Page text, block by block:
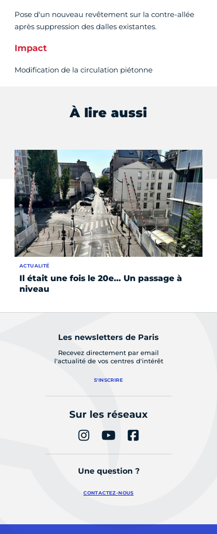
Pose d'un nouveau revêtement sur la contre-allée
après suppression des dalles existantes.
Impact
Modification de la circulation piétonne
À lire aussi
Il était une fois le 20e… Un passage à
niveau
ACTUALITÉ
Les newsletters de Paris
Recevez directement par email
l'actualité de vos centres d'intérêt
S'INSCRIRE
Sur les réseaux
Une question ?
CONTACTEZ-NOUS